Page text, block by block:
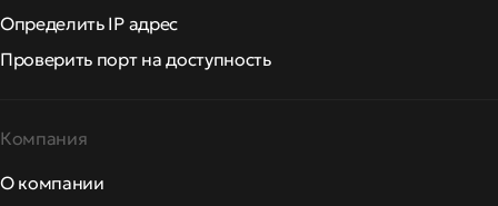
Определить IP адрес
Проверить порт на доступность
Компания
О компании